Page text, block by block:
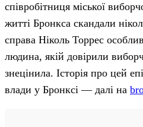
співробітниця міської
житті Бронкса скандали
справа Ніколь Торрес
людина, якій довірили
знецінила. Історія про цей
влади у Бронксі — далі на